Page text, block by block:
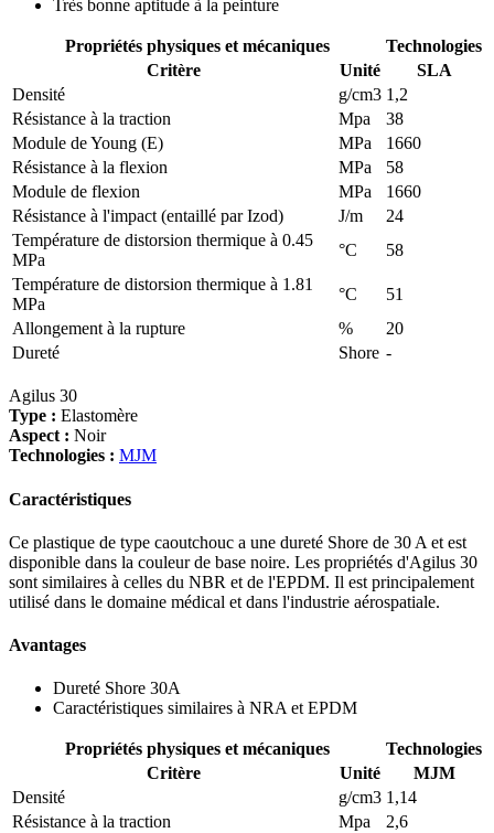
Très bonne aptitude à la peinture
Propriétés physiques et mécaniques
Technologies
Critère
Unité
SLA
Densité
g/cm3 1,2
Résistance à la traction
Mpa
38
Module de Young (E)
MPa
1660
Résistance à la flexion
MPa
58
Module de flexion
MPa
1660
Résistance à l'impact (entaillé par Izod)
J/m
24
Température de distorsion thermique à 0.45
MPa
°C
58
Température de distorsion thermique à 1.81
MPa
°C
51
Allongement à la rupture
%
20
Dureté
Shore -
Agilus 30
Type : Elastomère
Aspect : Noir
Technologies : MJM
Caractéristiques
Ce plastique de type caoutchouc a une dureté Shore de 30 A et est
disponible dans la couleur de base noire. Les propriétés d'Agilus 30
sont similaires à celles du NBR et de l'EPDM. Il est principalement
utilisé dans le domaine médical et dans l'industrie aérospatiale.
Avantages
Dureté Shore 30A
Caractéristiques similaires à NRA et EPDM
Propriétés physiques et mécaniques
Technologies
Critère
Unité
MJM
Densité
g/cm3 1,14
Résistance à la traction
Mpa
2,6